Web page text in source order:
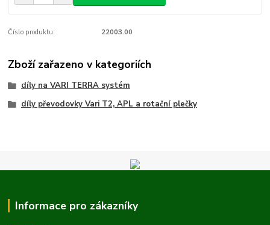
Číslo produktu: 22003.00
Zboží zařazeno v kategoriích
díly na VARI TERRA systém
díly převodovky Vari T2, APL a rotační plečky
Informace pro zákazníky